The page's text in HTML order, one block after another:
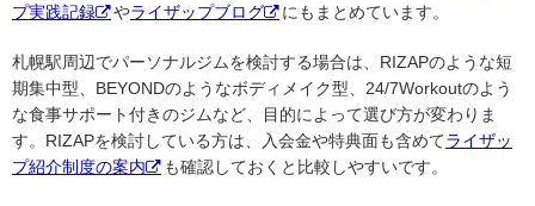
プ実践記録
やライザップブログ にもまとめています。
札幌駅周辺でパーソナルジムを検討する場合は、RIZAPのような短
期集中型、BEYONDのようなボディメイク型、24/7Workoutのよう
な食事サポート付きのジムなど、目的によって選び方が変わりま
す。RIZAPを検討している方は、入会金や特典面も含めてライザッ
プ紹介制度の案内
も確認しておくと比較しやすいです。